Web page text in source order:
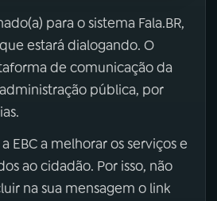
para o sistema Fala.BR,
estará dialogando. O
de comunicação da
pública, por
EBC a melhorar os serviços e
ao cidadão. Por isso, não
na sua mensagem o link